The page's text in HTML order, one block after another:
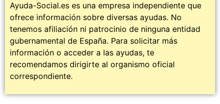
Ayuda-Social.es es una empresa independiente que
ofrece información sobre diversas ayudas. No
tenemos afiliación ni patrocinio de ninguna entidad
gubernamental de España. Para solicitar más
información o acceder a las ayudas, te
recomendamos dirigirte al organismo oficial
correspondiente.